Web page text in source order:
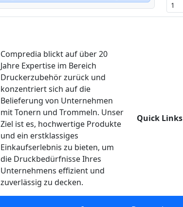
Compredia blickt auf über 20
Jahre Expertise im Bereich
Druckerzubehör zurück und
konzentriert sich auf die
Belieferung von Unternehmen
mit Tonern und Trommeln. Unser
Ziel ist es, hochwertige Produkte
und ein erstklassiges
Einkaufserlebnis zu bieten, um
die Druckbedürfnisse Ihres
Unternehmens effizient und
zuverlässig zu decken.
Quick Links